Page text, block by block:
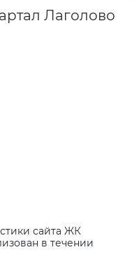
Лаголово
сайта ЖК
в течении